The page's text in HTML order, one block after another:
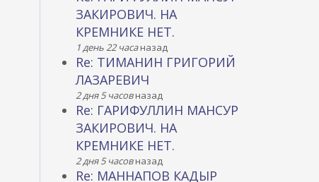
ЗАКИРОВИЧ. НА
КРЕМНИКЕ НЕТ.
1 день 22 часаназад
Re: ТИМАНИН ГРИГОРИЙ
ЛАЗАРЕВИЧ
2 дня 5 часовназад
Re: ГАРИФУЛЛИН МАНСУР
ЗАКИРОВИЧ. НА
КРЕМНИКЕ НЕТ.
2 дня 5 часовназад
Re: МАННАПОВ КАДЫР